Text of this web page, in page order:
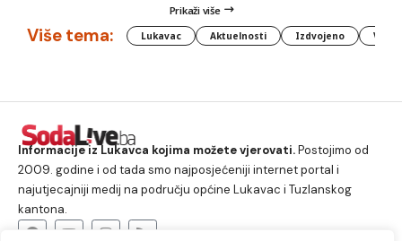
Prikaži više
Više tema: Lukavac Aktuelnosti Izdvojeno
Informacije iz Lukavca kojima možete vjerovati.Postojimo od
2009. godine i od tada smo najposjećeniji internet portal i
najutjecajniji medij na području općine Lukavac i Tuzlanskog
kantona.